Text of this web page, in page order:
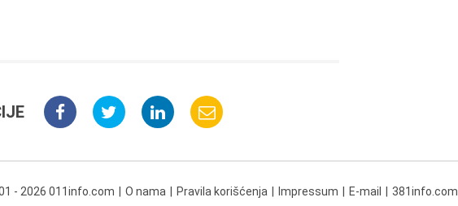
- 2026 011info.com O nama Pravila korišćenja Impressum E-mail 381info.com